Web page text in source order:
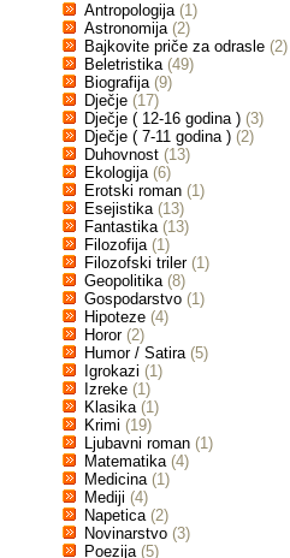
Antropologija (1)
Astronomija (2)
Bajkovite priče za odrasle (2)
Beletristika (49)
Biografija (9)
Dječje (17)
Dječje ( 12-16 godina ) (3)
Dječje ( 7-11 godina ) (2)
Duhovnost (13)
Ekologija (6)
Erotski roman (1)
Esejistika (13)
Fantastika (13)
Filozofija (1)
Filozofski triler (1)
Geopolitika (8)
Gospodarstvo (1)
Hipoteze (4)
Horor (2)
Humor / Satira (5)
Igrokazi (1)
Izreke (1)
Klasika (1)
Krimi (19)
Ljubavni roman (1)
Matematika (4)
Medicina (1)
Mediji (4)
Napetica (2)
Novinarstvo (3)
Poezija (5)